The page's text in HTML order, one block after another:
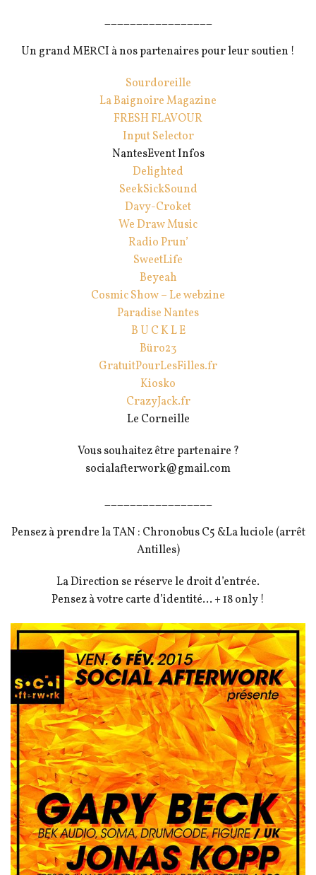
Un grand MERCI à nos partenaires pour leur soutien !
Sourdoreille
La Baignoire Magazine
FRESH FLAVOUR
Input Selector
NantesEvent Infos
Delighted
SeekSickSound
Davy-Croket
We Draw Music
Radio Prun’
SweetLife
Beyeah
Cosmic Show – Le webzine
Paradise Nantes
B U C K L E
Büro23
GratuitPourLesFilles.fr
Kiosko
CrazyJack.fr
Le Corneille
Vous souhaitez être partenaire ?
socialafterwork@gmail.com
Pensez à prendre la TAN : Chronobus C5 &La luciole (arrêt
Antilles)
La Direction se réserve le droit d’entrée.
Pensez à votre carte d’identité… + 18 only !